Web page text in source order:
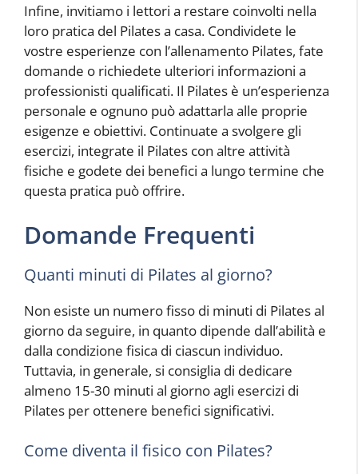
Infine, invitiamo i lettori a restare coinvolti nella
loro pratica del Pilates a casa. Condividete le
vostre esperienze con l’allenamento Pilates, fate
domande o richiedete ulteriori informazioni a
professionisti qualificati. Il Pilates è un’esperienza
personale e ognuno può adattarla alle proprie
esigenze e obiettivi. Continuate a svolgere gli
esercizi, integrate il Pilates con altre attività
fisiche e godete dei benefici a lungo termine che
questa pratica può offrire.
Domande Frequenti
Quanti minuti di Pilates al giorno?
Non esiste un numero fisso di minuti di Pilates al
giorno da seguire, in quanto dipende dall’abilità e
dalla condizione fisica di ciascun individuo.
Tuttavia, in generale, si consiglia di dedicare
almeno 15-30 minuti al giorno agli esercizi di
Pilates per ottenere benefici significativi.
Come diventa il fisico con Pilates?